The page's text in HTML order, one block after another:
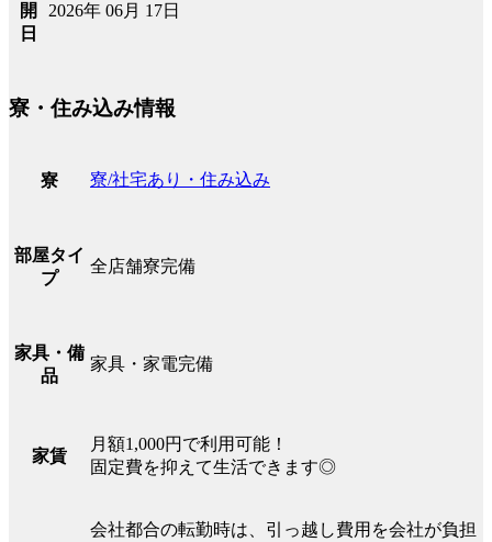
開
日
2026年 06月 17日
寮・住み込み情報
寮 寮/社宅あり・住み込み
部屋タイ
プ
全店舗寮完備
家具・備
品
家具・家電完備
家賃
月額1,000円で利用可能！
固定費を抑えて生活できます◎
会社都合の転勤時は、引っ越し費用を会社が負担